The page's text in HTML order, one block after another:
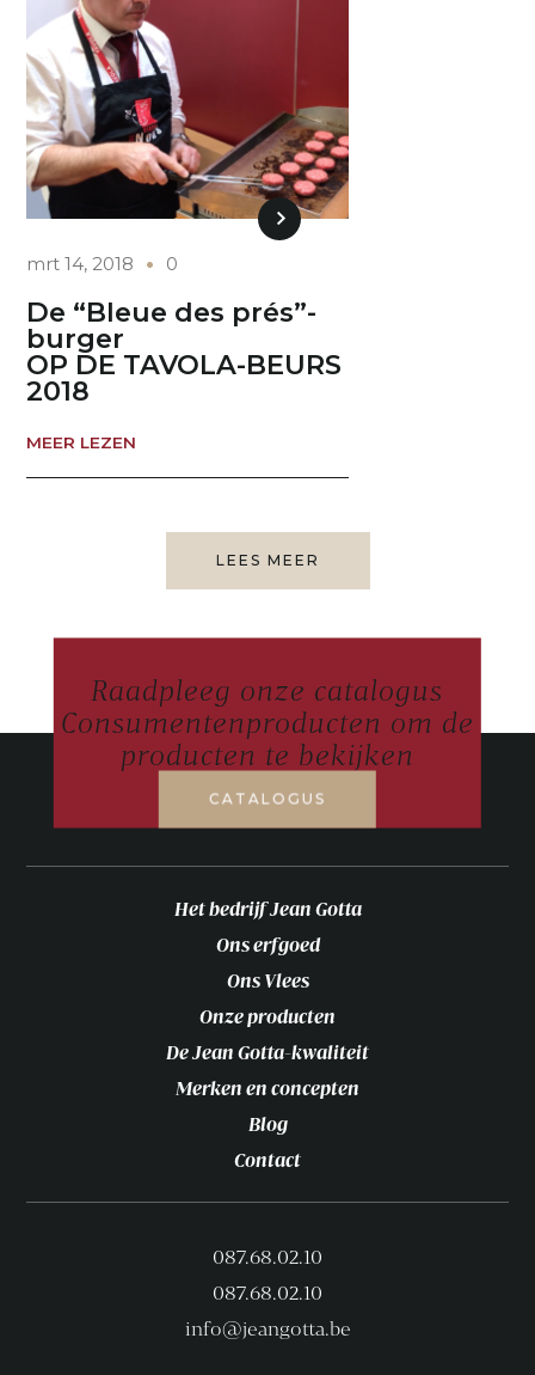
mrt 14, 2018 0
De “Bleue des prés”-
burger
OP DE TAVOLA-BEURS
2018
MEER LEZEN
LEES MEER
Raadpleeg onze catalogus
Consumentenproducten om de
producten te bekijken
CATALOGUS
Het bedrijf Jean Gotta
Ons erfgoed
Ons Vlees
Onze producten
De Jean Gotta-kwaliteit
Merken en concepten
Blog
Contact
087.68.02.10
087.68.02.10
info@jeangotta.be